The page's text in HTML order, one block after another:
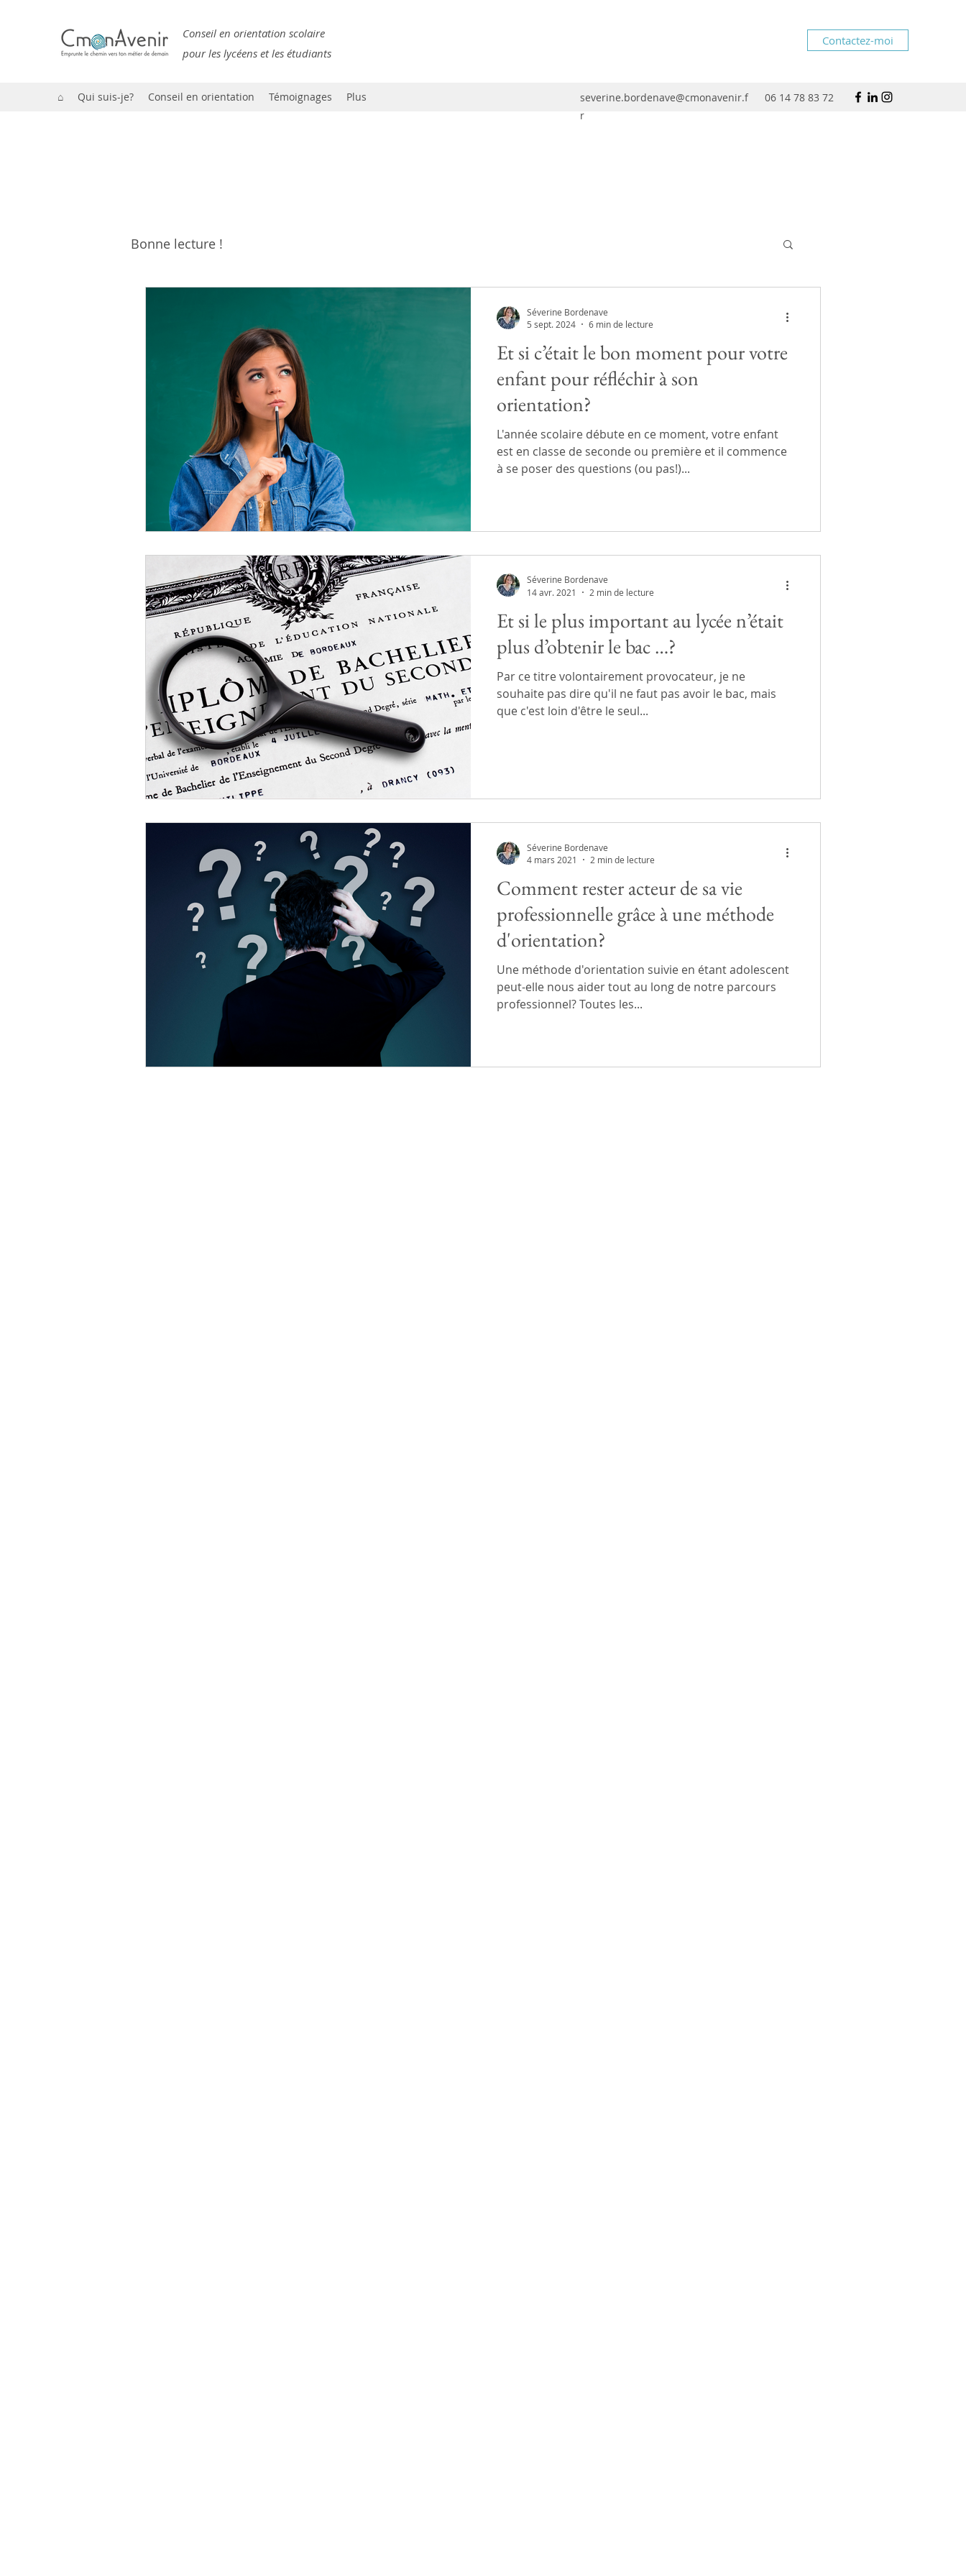
Conseil en orientation scolaire
pour les lycéens et les étudiants
Contactez-moi
⌂ Qui suis-je? Conseil en orientation Témoignages Plus
severine.bordenave@cmonavenir.f
r
06 14 78 83 72
Bonne lecture !
Et si c’était le bon moment pour votre
enfant pour réfléchir à son
orientation?
L'année scolaire débute en ce moment, votre enfant
est en classe de seconde ou première et il commence
à se poser des questions (ou pas!)...
Séverine Bordenave
5 sept. 2024
6 min de lecture
Et si le plus important au lycée n’était
plus d’obtenir le bac …?
Par ce titre volontairement provocateur, je ne
souhaite pas dire qu'il ne faut pas avoir le bac, mais
que c'est loin d'être le seul...
Séverine Bordenave
14 avr. 2021
2 min de lecture
Comment rester acteur de sa vie
professionnelle grâce à une méthode
d'orientation?
Une méthode d'orientation suivie en étant adolescent
peut-elle nous aider tout au long de notre parcours
professionnel? Toutes les...
Séverine Bordenave
4 mars 2021
2 min de lecture